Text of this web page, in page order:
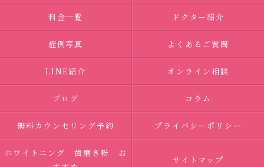
料金一覧 ドクター紹介
症例写真 よくあるご質問
LINE紹介 オンライン相談
ブログ コラム
無料カウンセリング予約 プライバシーポリシー
ホワイトニング 歯磨き粉 お
サイトマップ